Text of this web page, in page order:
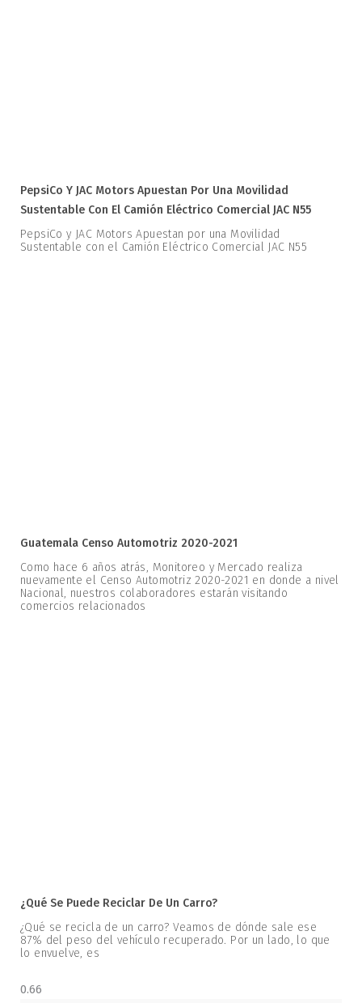
PepsiCo Y JAC Motors Apuestan Por Una Movilidad
Sustentable Con El Camión Eléctrico Comercial JAC N55
PepsiCo y JAC Motors Apuestan por una Movilidad
Sustentable con el Camión Eléctrico Comercial JAC N55
Guatemala Censo Automotriz 2020-2021
Como hace 6 años atrás, Monitoreo y Mercado realiza
nuevamente el Censo Automotriz 2020-2021 en donde a nivel
Nacional, nuestros colaboradores estarán visitando
comercios relacionados
¿Qué Se Puede Reciclar De Un Carro?
¿Qué se recicla de un carro? Veamos de dónde sale ese
87% del peso del vehículo recuperado. Por un lado, lo que
lo envuelve, es